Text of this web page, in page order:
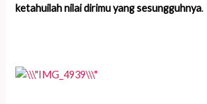
ketahuilah nilai dirimu yang sesungguhnya.